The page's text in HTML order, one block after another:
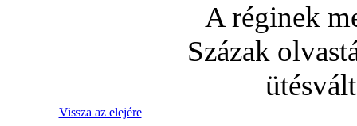
A réginek
Százak
Vissza az elejére